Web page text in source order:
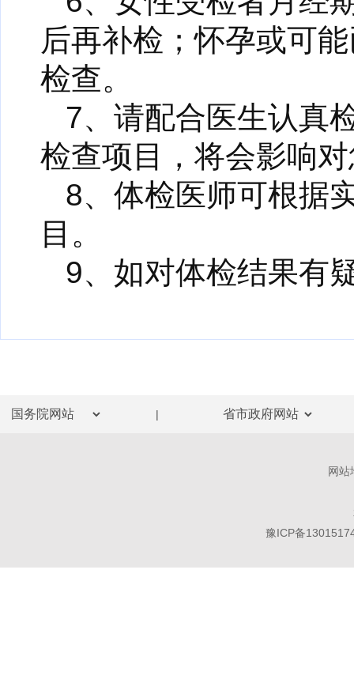
后再补检；怀孕或可
检查。
7、请配合医生认真
检查项目，将会影响
8、体检医师可根据
目。
9、如对体检结果有
|
网站
豫ICP备